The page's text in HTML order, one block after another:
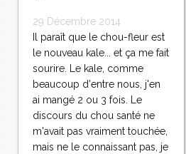
29 Décembre 2014
Il paraît que le chou-fleur est
le nouveau kale... et ça me fait
sourire. Le kale, comme
beaucoup d'entre nous, j'en
ai mangé 2 ou 3 fois. Le
discours du chou santé ne
m'avait pas vraiment touchée,
mais ne le connaissant pas, je